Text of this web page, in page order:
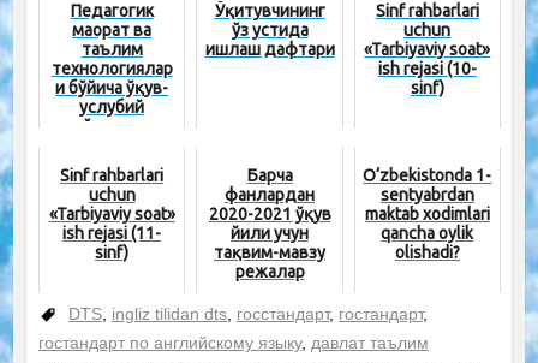
Педагогик
маҳорат ва
таълим
технологиялар
и бўйича ўқув-
услубий
қўлланма
Ўқитувчининг
ўз устида
ишлаш дафтари
Sinf rahbarlari
uchun
«Tarbiyaviy soat»
ish rejasi (10-
sinf)
Sinf rahbarlari
uchun
«Tarbiyaviy soat»
ish rejasi (11-
sinf)
Барча
фанлардан
2020-2021 ўқув
йили учун
тақвим-мавзу
режалар
O‘zbekistonda 1-
sentyabrdan
maktab xodimlari
qancha oylik
olishadi?
DTS, ingliz tilidan dts, госстандарт, гостандарт,
гостандарт по английскому языку, давлат таълим